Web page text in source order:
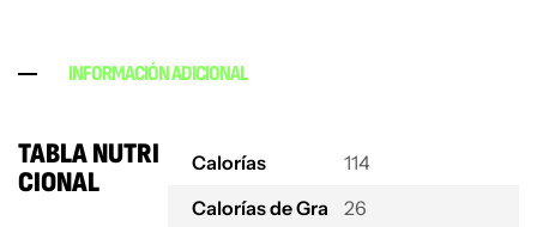
INFORMACIÓN ADICIONAL
TABLA NUTRI
CIONAL
Calorías
114
Calorías de Gra
26